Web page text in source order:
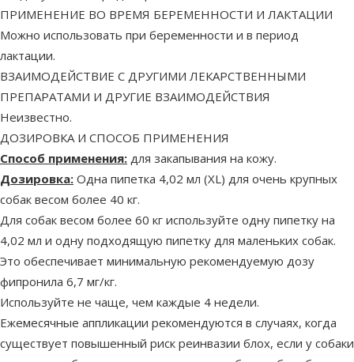
ПРИМЕНЕНИЕ ВО ВРЕМЯ БЕРЕМЕННОСТИ И ЛАКТАЦИИ
Можно использовать при беременности и в период
лактации.
ВЗАИМОДЕЙСТВИЕ С ДРУГИМИ ЛЕКАРСТВЕННЫМИ
ПРЕПАРАТАМИ И ДРУГИЕ ВЗАИМОДЕЙСТВИЯ
Неизвестнo.
ДОЗИРОВКА И СПОСОБ ПРИМЕНЕНИЯ
Способ применения: для закапывания на кожу.
Дозировка: Одна пипетка 4,02 мл (XL) для очень крупных
собак весом более 40 кг.
Для собак весом более 60 кг используйте одну пипетку на
4,02 мл и одну подходящую пипетку для маленьких собак.
Это обеспечивает минимальную рекомендуемую дозу
фипронила 6,7 мг/кг.
Используйте не чаще, чем каждые 4 недели.
Ежемесячные аппликации рекомендуются в случаях, когда
существует повышенный риск реинвазии блох, если у собаки